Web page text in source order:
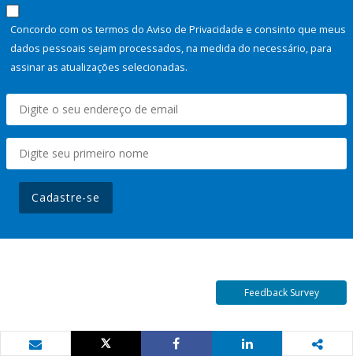
Concordo com os termos do Aviso de Privacidade e consinto que meus
dados pessoais sejam processados, na medida do necessário, para
assinar as atualizações selecionadas.
Cadastre-se
Feedback Survey